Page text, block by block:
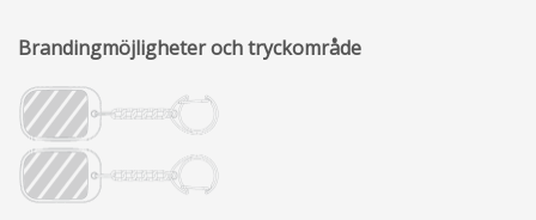
Brandingmöjligheter och tryckområde